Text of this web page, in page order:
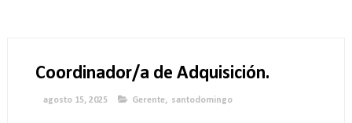
Coordinador/a de Adquisición.
agosto 15, 2025 Gerente, santodomingo